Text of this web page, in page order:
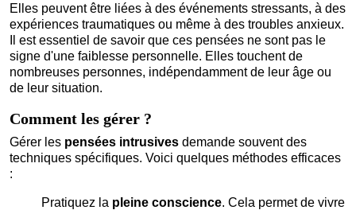
Elles peuvent être liées à des événements stressants, à des
expériences traumatiques ou même à des troubles anxieux.
Il est essentiel de savoir que ces pensées ne sont pas le
signe d'une faiblesse personnelle. Elles touchent de
nombreuses personnes, indépendamment de leur âge ou
de leur situation.
Comment les gérer ?
Gérer les pensées intrusives demande souvent des
techniques spécifiques. Voici quelques méthodes efficaces
:
Pratiquez la pleine conscience. Cela permet de vivre